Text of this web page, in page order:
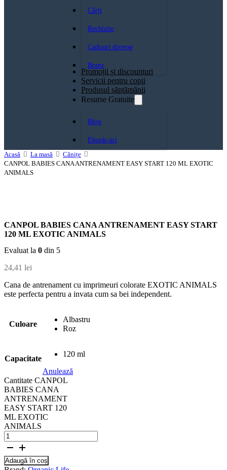
Cărți
Rechizite
Cadouri diverse
Botez
Promoții și discounturi
Servicii pentru copii
Produsul săptămănii
Resurse Gratuite
Blog
Ebook-uri
Acasă
La masă
Cănițe
CANPOL BABIES CANA ANTRENAMENT EASY START 120 ML EXOTIC
ANIMALS
CANPOL BABIES CANA ANTRENAMENT EASY START
120 ML EXOTIC ANIMALS
Evaluat la 0 din 5
24,41 lei
Cana de antrenament cu imprimeuri colorate EXOTIC ANIMALS
este perfecta pentru a invata cum sa bei independent.
Culoare
Albastru
Roz
Capacitate
120 ml
Anulează
Cantitate CANPOL
BABIES CANA
ANTRENAMENT
EASY START 120
ML EXOTIC
ANIMALS
Adaugă în coș